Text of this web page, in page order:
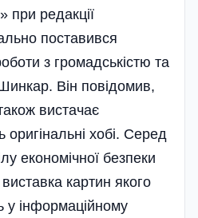
при редакції
поставився
з громадськістю та
Він повідомив,
вистачає
оригінальні хобі. Серед
економічної безпеки
картин якого
у інформаційному